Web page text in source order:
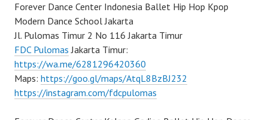
Forever Dance Center Indonesia Ballet Hip Hop Kpop
Modern Dance School Jakarta
Jl. Pulomas Timur 2 No 116 Jakarta Timur
FDC Pulomas Jakarta Timur:
https://wa.me/6281296420360
Maps: https://goo.gl/maps/AtqL8BzBJ232
https://instagram.com/fdcpulomas